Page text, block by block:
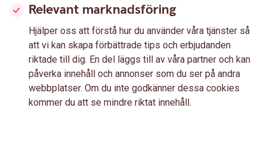
Relevant marknadsföring
Hjälper oss att förstå hur du använder våra tjänster så
att vi kan skapa förbättrade tips och erbjudanden
riktade till dig. En del läggs till av våra partner och kan
påverka innehåll och annonser som du ser på andra
webbplatser. Om du inte godkänner dessa cookies
kommer du att se mindre riktat innehåll.